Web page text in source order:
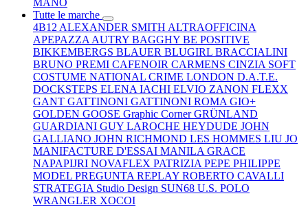
MANO
Tutte le marche
4B12 ALEXANDER SMITH ALTRAOFFICINA
APEPAZZA AUTRY BAGGHY BE POSITIVE
BIKKEMBERGS BLAUER BLUGIRL BRACCIALINI
BRUNO PREMI CAFENOIR CARMENS CINZIA SOFT
COSTUME NATIONAL CRIME LONDON D.A.T.E.
DOCKSTEPS ELENA IACHI ELVIO ZANON FLEXX
GANT GATTINONI GATTINONI ROMA GIO+
GOLDEN GOOSE Graphic CornerGRÜNLAND
GUARDIANI GUY LAROCHE HEYDUDE JOHN
GALLIANO JOHN RICHMOND LES HOMMES LIU JO
MANIFACTURE D'ESSAI MANILA GRACE
NAPAPIJRI NOVAFLEX PATRIZIA PEPE PHILIPPE
MODEL PREGUNTA REPLAY ROBERTO CAVALLI
STRATEGIA Studio Design SUN68 U.S. POLO
WRANGLER XOCOI